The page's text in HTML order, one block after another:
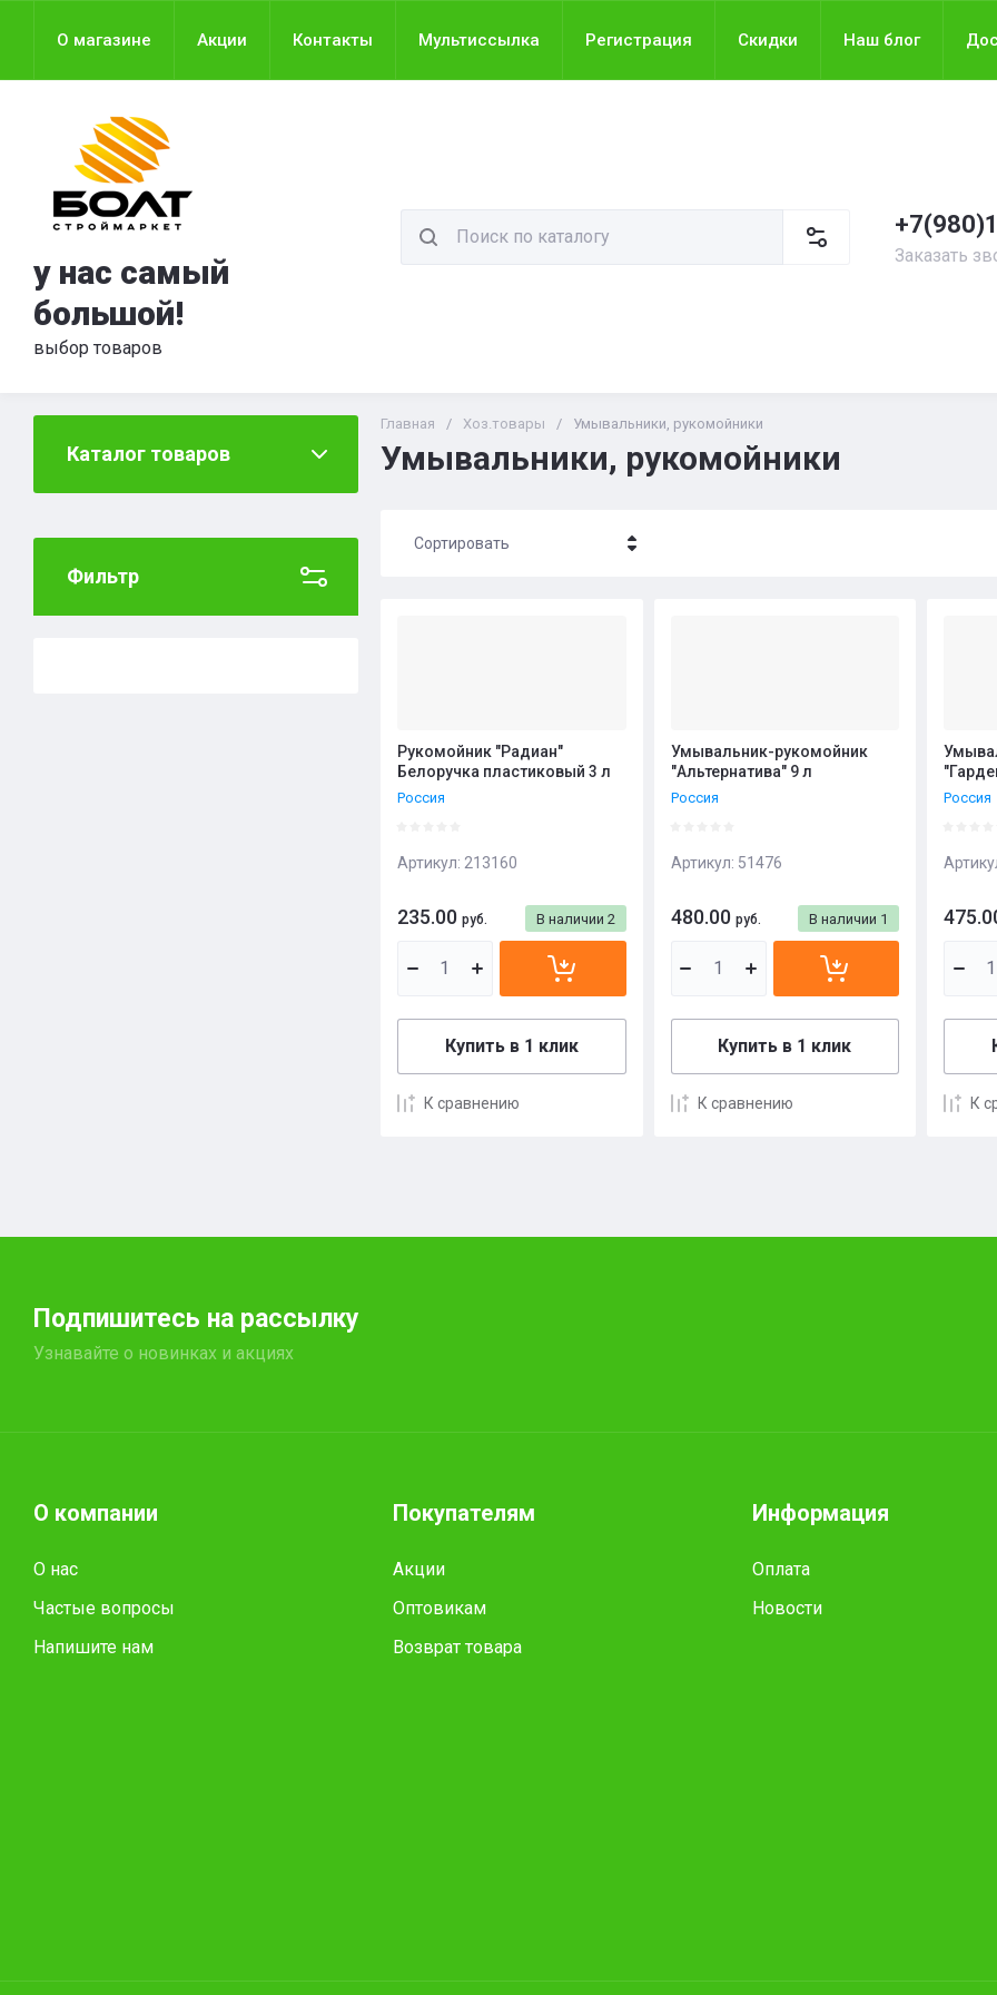
О магазине Акции Контакты Мультиссылка Регистрация Скидки Наш блог
у нас самый
большой!
выбор товаров
Заказать
Каталог товаров
Фильтр
Главная / Хоз.товары / Умывальники, рукомойники
Умывальники, рукомойники
Сортировать
Рукомойник "Радиан"
Белоручка пластиковый 3 л
Россия
Артикул: 213160
В наличии 2
235.00 руб.
Купить в 1 клик
К сравнению
Умывальник-рукомойник
"Альтернатива" 9 л
Россия
Артикул: 51476
В наличии 1
480.00 руб.
Купить в 1 клик
К сравнению
Россия
К
Подпишитесь на рассылку
Узнавайте о новинках и акциях
О компании
О нас
Частые вопросы
Напишите нам
Покупателям
Акции
Оптовикам
Возврат товара
Информация
Оплата
Новости